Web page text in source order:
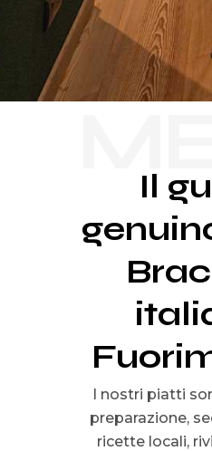
Il
I nostri piatti
preparazione,
ricette locali,